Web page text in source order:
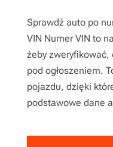
Sprawdź auto po
VIN Numer VIN to
żeby zweryfikować,
pod ogłoszeniem.
pojazdu, dzięki
podstawowe dane